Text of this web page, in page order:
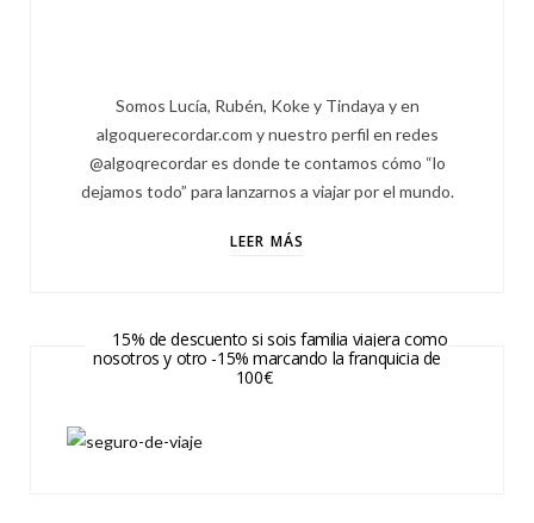
Somos Lucía, Rubén, Koke y Tindaya y en
algoquerecordar.com y nuestro perfil en redes
@algoqrecordar es donde te contamos cómo “lo
dejamos todo” para lanzarnos a viajar por el mundo.
LEER MÁS
15% de descuento si sois familia viajera como
nosotros y otro -15% marcando la franquicia de
100€